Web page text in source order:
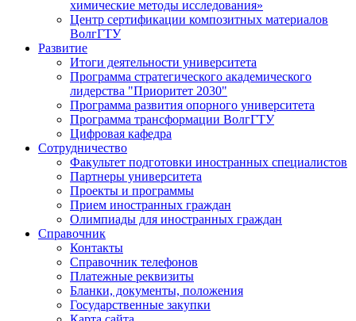
химические методы исследования»
Центр сертификации композитных материалов
ВолгГТУ
Развитие
Итоги деятельности университета
Программа стратегического академического
лидерства "Приоритет 2030"
Программа развития опорного университета
Программа трансформации ВолгГТУ
Цифровая кафедра
Сотрудничество
Факультет подготовки иностранных специалистов
Партнеры университета
Проекты и программы
Прием иностранных граждан
Олимпиады для иностранных граждан
Справочник
Контакты
Справочник телефонов
Платежные реквизиты
Бланки, документы, положения
Государственные закупки